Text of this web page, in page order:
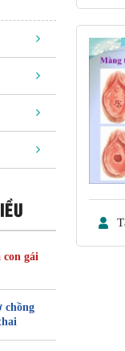
gái
chồng